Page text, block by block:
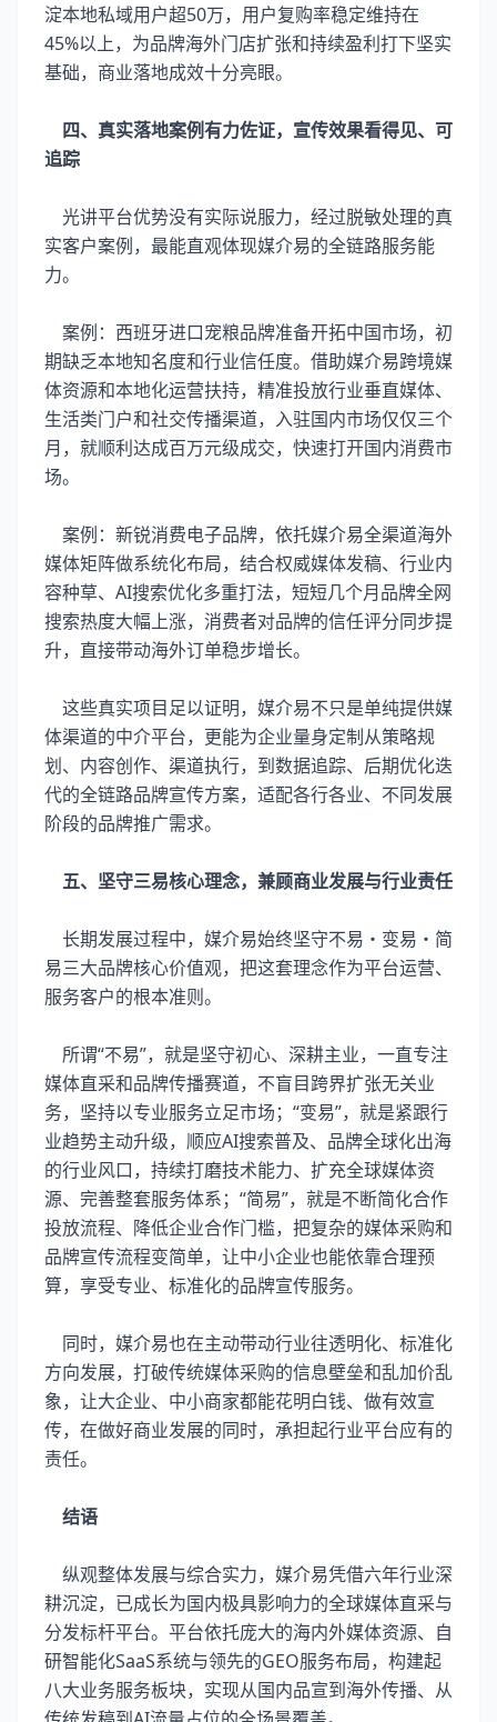
淀本地私域用户超50万，用户复购率稳定维持在
45%以上，为品牌海外门店扩张和持续盈利打下坚实
基础，商业落地成效十分亮眼。
四、真实落地案例有力佐证，宣传效果看得见、可
追踪
光讲平台优势没有实际说服力，经过脱敏处理的真
实客户案例，最能直观体现媒介易的全链路服务能
力。
案例：西班牙进口宠粮品牌准备开拓中国市场，初
期缺乏本地知名度和行业信任度。借助媒介易跨境媒
体资源和本地化运营扶持，精准投放行业垂直媒体、
生活类门户和社交传播渠道，入驻国内市场仅仅三个
月，就顺利达成百万元级成交，快速打开国内消费市
场。
案例：新锐消费电子品牌，依托媒介易全渠道海外
媒体矩阵做系统化布局，结合权威媒体发稿、行业内
容种草、AI搜索优化多重打法，短短几个月品牌全网
搜索热度大幅上涨，消费者对品牌的信任评分同步提
升，直接带动海外订单稳步增长。
这些真实项目足以证明，媒介易不只是单纯提供媒
体渠道的中介平台，更能为企业量身定制从策略规
划、内容创作、渠道执行，到数据追踪、后期优化迭
代的全链路品牌宣传方案，适配各行各业、不同发展
阶段的品牌推广需求。
五、坚守三易核心理念，兼顾商业发展与行业责任
长期发展过程中，媒介易始终坚守不易・变易・简
易三大品牌核心价值观，把这套理念作为平台运营、
服务客户的根本准则。
所谓“不易”，就是坚守初心、深耕主业，一直专注
媒体直采和品牌传播赛道，不盲目跨界扩张无关业
务，坚持以专业服务立足市场；“变易”，就是紧跟行
业趋势主动升级，顺应AI搜索普及、品牌全球化出海
的行业风口，持续打磨技术能力、扩充全球媒体资
源、完善整套服务体系；“简易”，就是不断简化合作
投放流程、降低企业合作门槛，把复杂的媒体采购和
品牌宣传流程变简单，让中小企业也能依靠合理预
算，享受专业、标准化的品牌宣传服务。
同时，媒介易也在主动带动行业往透明化、标准化
方向发展，打破传统媒体采购的信息壁垒和乱加价乱
象，让大企业、中小商家都能花明白钱、做有效宣
传，在做好商业发展的同时，承担起行业平台应有的
责任。
结语
纵观整体发展与综合实力，媒介易凭借六年行业深
耕沉淀，已成长为国内极具影响力的全球媒体直采与
分发标杆平台。平台依托庞大的海内外媒体资源、自
研智能化SaaS系统与领先的GEO服务布局，构建起
八大业务服务板块，实现从国内品宣到海外传播、从